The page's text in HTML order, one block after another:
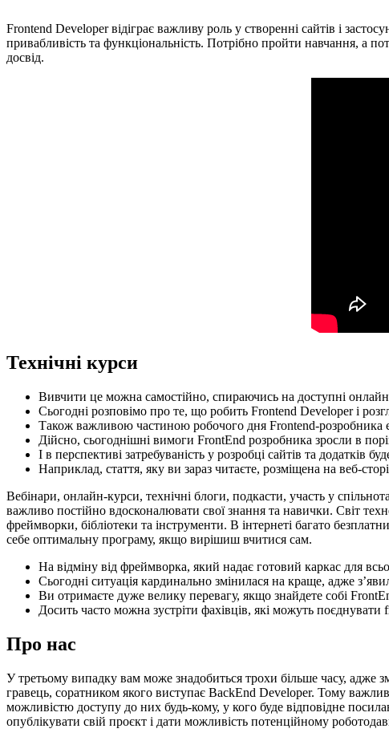
Frontend Developer відіграє важливу роль у створенні сайтів і
привабливість та функціональність. Потрібно пройти навчання, а
досвід.
Технічні курси
Вивчити це можна самостійно, спираючись на доступні
Сьогодні розповімо про те, що робить Frontend Developer і
Також важливою частиною робочого дня Frontend-розробника
Дійсно, сьогоднішні вимоги FrontEnd розробника зросли в
І в перспективі затребуваність у розробці сайтів та додатків
Наприклад, стаття, яку ви зараз читаєте, розміщена на веб-
Вебінари, онлайн-курси, технічні блоги, подкасти, участь у
важливо постійно вдосконалювати свої знання та навички. Світ
фреймворки, бібліотеки та інструменти. В інтернеті багато
себе оптимальну програму, якщо вирішиш вчитися сам.
На відміну від фреймворка, який надає готовий каркас для
Сьогодні ситуація кардинально змінилася на краще, адже
Ви отримаєте дуже велику перевагу, якщо знайдете собі
Досить часто можна зустріти фахівців, які можуть
Про нас
У третьому випадку вам може знадобиться трохи більше часу,
гравець, соратником якого виступає BackEnd Developer. Тому
можливістю доступу до них будь-кому, у кого буде відповідне
опублікувати свій проєкт і дати можливість потенційному